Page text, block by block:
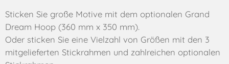
Sticken Sie große Motive mit dem optionalen Grand
Dream Hoop (360 mm x 350 mm).
Oder sticken Sie eine Vielzahl von Größen mit den 3
mitgelieferten Stickrahmen und zahlreichen optionalen